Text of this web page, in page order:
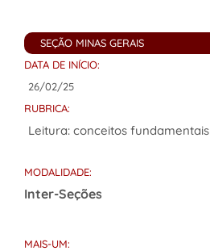
SEÇÃO MINAS GERAIS
DATA DE INÍCIO:
26/02/25
RUBRICA:
Leitura: conceitos fundamentais
MODALIDADE:
Inter-Seções
MAIS-UM: